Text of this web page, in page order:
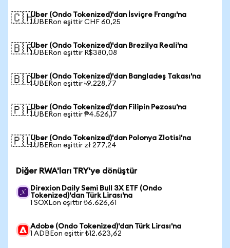
🇨🇭Uber (Ondo Tokenized)'dan İsviçre Frangı'na
1 UBERon eşittir CHF 60,25
🇧🇷Uber (Ondo Tokenized)'dan Brezilya Reali'na
1 UBERon eşittir R$380,08
🇧🇩Uber (Ondo Tokenized)'dan Bangladeş Takası'na
1 UBERon eşittir ৳9.228,77
🇵🇭Uber (Ondo Tokenized)'dan Filipin Pezosu'na
1 UBERon eşittir ₱4.526,17
🇵🇱Uber (Ondo Tokenized)'dan Polonya Zlotisi'na
1 UBERon eşittir zł 277,24
Diğer RWA'ları TRY'ye dönüştür
Direxion Daily Semi Bull 3X ETF (Ondo
Tokenized)'dan Türk Lirası'na
1 SOXLon eşittir ₺6.626,61
Adobe (Ondo Tokenized)'dan Türk Lirası'na
1 ADBEon eşittir ₺12.623,62